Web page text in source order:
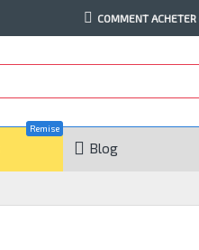
COMMENT ACHETER
Remise
Blog